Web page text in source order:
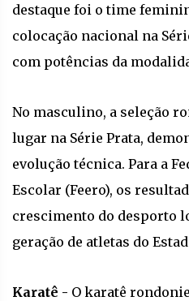
destaque foi o time
colocação nacional na
com potências da
No masculino, a seleção
lugar na Série Prata,
evolução técnica. Para a
Escolar (Feero), os
crescimento do desporto
geração de atletas do
Karatê - O karatê